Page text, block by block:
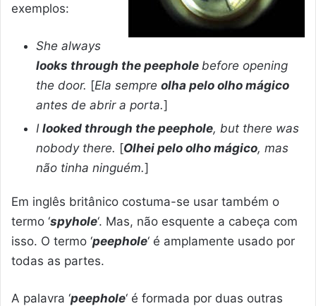
exemplos:
She always
looks through the peephole before opening
the door. [Ela sempre olha pelo olho mágico
antes de abrir a porta.]
I looked through the peephole, but there was
nobody there. [Olhei pelo olho mágico, mas
não tinha ninguém.]
Em inglês britânico costuma-se usar também o
termo ‘spyhole‘. Mas, não esquente a cabeça com
isso. O termo ‘peephole‘ é amplamente usado por
todas as partes.
A palavra ‘peephole‘ é formada por duas outras